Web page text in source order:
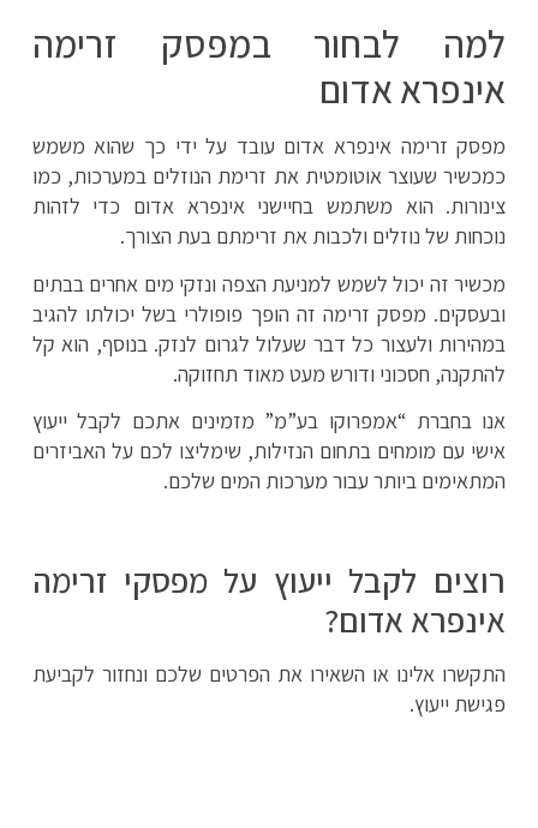
למה לבחור במפסק זרימה
אינפרא אדום
מפסק זרימה אינפרא אדום עובד על ידי כך שהוא משמש
כמכשיר שעוצר אוטומטית את זרימת הנוזלים במערכות, כמו
צינורות. הוא משתמש בחיישני אינפרא אדום כדי לזהות
נוכחות של נוזלים ולכבות את זרימתם בעת הצורך.
מכשיר זה יכול לשמש למניעת הצפה ונזקי מים אחרים בבתים
ובעסקים. מפסק זרימה זה הופך פופולרי בשל יכולתו להגיב
במהירות ולעצור כל דבר שעלול לגרום לנזק. בנוסף, הוא קל
להתקנה, חסכוני ודורש מעט מאוד תחזוקה.
אנו בחברת “אמפרוקו בע”מ” מזמינים אתכם לקבל ייעוץ
אישי עם מומחים בתחום הנזילות, שימליצו לכם על האביזרים
המתאימים ביותר עבור מערכות המים שלכם.
רוצים לקבל ייעוץ על מפסקי זרימה
אינפרא אדום?
התקשרו אלינו או השאירו את הפרטים שלכם ונחזור לקביעת
פגישת ייעוץ.